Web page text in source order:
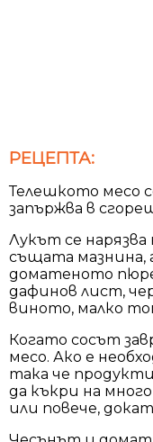
РЕЦЕПТА:
Телешкото месо
запържва в
Лукът се нарязва
същата мазнина,
доматеното
дафинов лист,
виното, малко
Когато сосът
месо. Ако е
така че
да къкри на
или повече,